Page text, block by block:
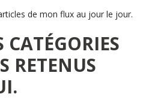
de mon flux au jour le jour.
CATÉGORIES
RETENUS